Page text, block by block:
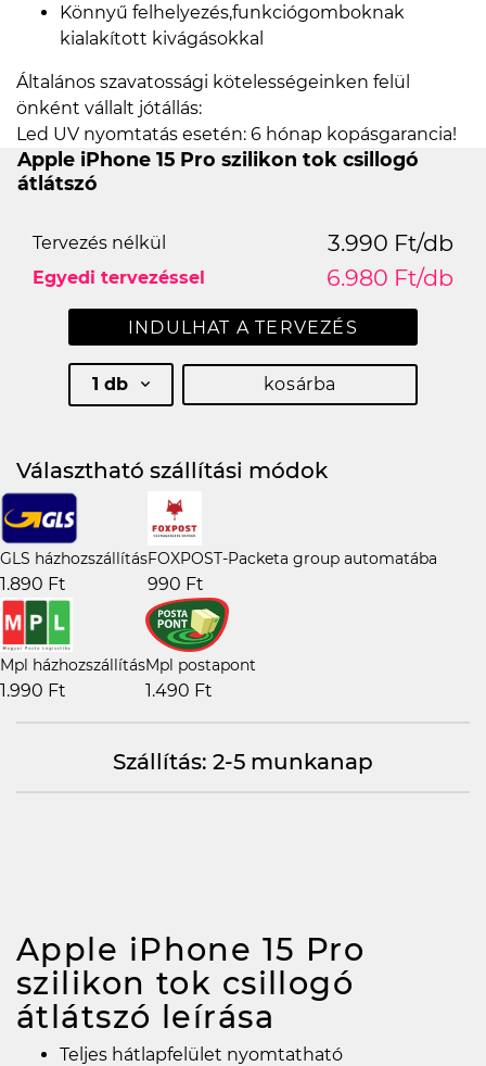
Könnyű felhelyezés,funkciógomboknak
kialakított kivágásokkal
Általános szavatossági kötelességeinken felül
önként vállalt jótállás:
Led UV nyomtatás esetén: 6 hónap kopásgarancia!
Apple iPhone 15 Pro szilikon tok csillogó
átlátszó
Tervezés nélkül 3.990 Ft/db
Egyedi tervezéssel 6.980 Ft/db
INDULHAT A TERVEZÉS
1 db kosárba
Választható szállítási módok
GLS házhozszállítás
1.890 Ft
FOXPOST-Packeta group automatába
990 Ft
Mpl házhozszállítás
1.990 Ft
Mpl postapont
1.490 Ft
Szállítás: 2-5 munkanap
Apple iPhone 15 Pro
szilikon tok csillogó
átlátszó leírása
Teljes hátlapfelület nyomtatható